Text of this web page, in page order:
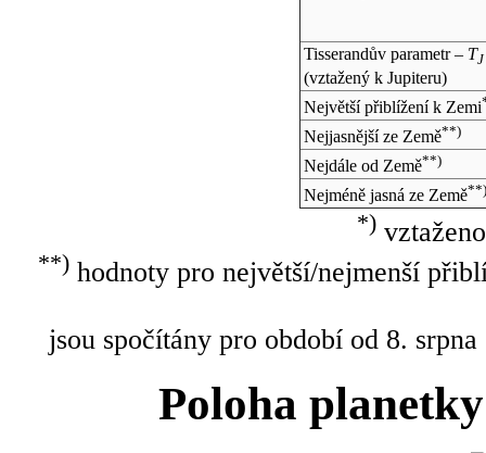
Tisserandův parametr – TJ
(vztažený k Jupiteru)
Největší přiblížení k Zemi
Nejjasnější ze Země**)
Nejdále od Země**)
Nejméně jasná ze Země**)
*)
**)hodnoty pro největší/nejmenší
jsou spočítány pro období od 8.
Poloha